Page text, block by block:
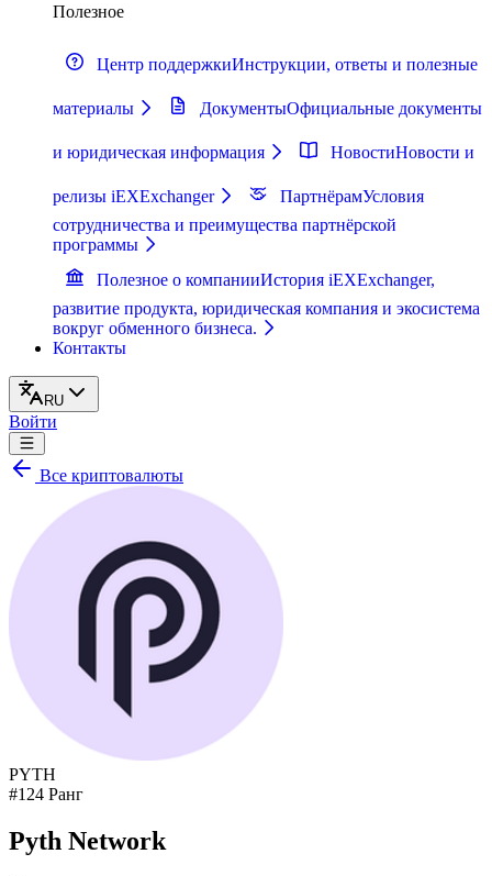
Полезное
Центр поддержкиИнструкции, ответы и полезные
материалы ДокументыОфициальные документы
и юридическая информация НовостиНовости и
релизы iEXExchanger ПартнёрамУсловия
сотрудничества и преимущества партнёрской
программы
Полезное о компанииИстория iEXExchanger,
развитие продукта, юридическая компания и экосистема
вокруг обменного бизнеса.
Контакты
RU
Войти
Все криптовалюты
PYTH
#124 Ранг
Pyth Network